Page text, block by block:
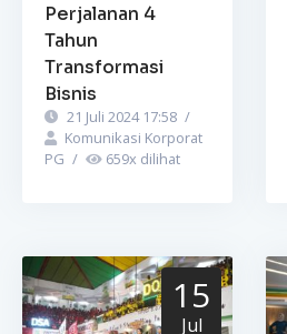
Perjalanan 4
Tahun
Transformasi
Bisnis
21 Juli 2024 17:58 /
Komunikasi Korporat
PG / 659x dilihat
15
Jul